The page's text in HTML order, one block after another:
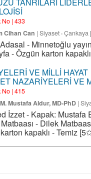
TANRILARI
No | 433
Cihan Can | Siyaset ·Çankaya
- Minnetoğlu
- Özgün karton
NAZARİYELERİ VE
No | 415
Mustafa Aldur, MD-PhD |
İzzet - Kapak: Mustafa
- Dilek
kapaklı - Temiz